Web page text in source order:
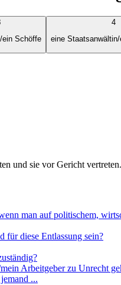
ein Schöffe
4
eine
und sie vor Gericht
man auf politischem,
für diese Entlassung sein?
Arbeitgeber zu Unrecht
...